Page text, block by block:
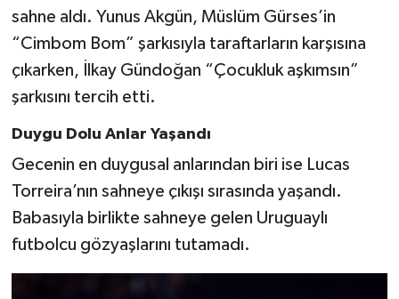
sahne aldı. Yunus Akgün, Müslüm Gürses’in
“Cimbom Bom” şarkısıyla taraftarların karşısına
çıkarken, İlkay Gündoğan “Çocukluk aşkımsın”
şarkısını tercih etti.
Duygu Dolu Anlar Yaşandı
Gecenin en duygusal anlarından biri ise Lucas
Torreira’nın sahneye çıkışı sırasında yaşandı.
Babasıyla birlikte sahneye gelen Uruguaylı
futbolcu gözyaşlarını tutamadı.